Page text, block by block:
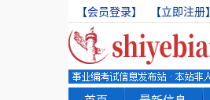
【会员登录】 【立即注册】